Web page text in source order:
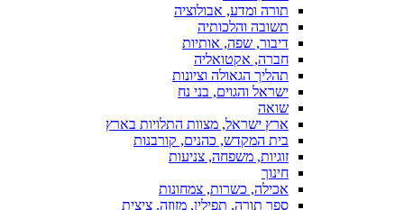
תורה ומדע, אבולוציה
תשובה והלכותיה
דיבור, שפה, אותיות
חברה, אקטואליה
תהליך הגאולה וציונות
ישראל והגוים, בני נח
שואה
ארץ ישראל, מצוות התלויות בארץ
בית המקדש, כהנים, קורבנות
זוגיות, משפחה, צניעות
חינוך
אכילה, כשרות, צמחונות
ספר תורה, תפילין, מזוזה, ציצית